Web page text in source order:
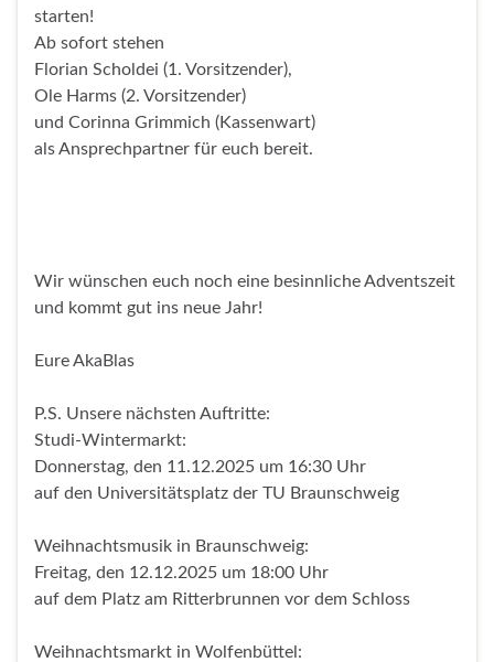
starten!
Ab sofort stehen
Florian Scholdei (1. Vorsitzender),
Ole Harms (2. Vorsitzender)
und Corinna Grimmich (Kassenwart)
als Ansprechpartner für euch bereit.
Wir wünschen euch noch eine besinnliche Adventszeit
und kommt gut ins neue Jahr!
Eure AkaBlas
P.S. Unsere nächsten Auftritte:
Studi-Wintermarkt:
Donnerstag, den 11.12.2025 um 16:30 Uhr
auf den Universitätsplatz der TU Braunschweig
Weihnachtsmusik in Braunschweig:
Freitag, den 12.12.2025 um 18:00 Uhr
auf dem Platz am Ritterbrunnen vor dem Schloss
Weihnachtsmarkt in Wolfenbüttel: